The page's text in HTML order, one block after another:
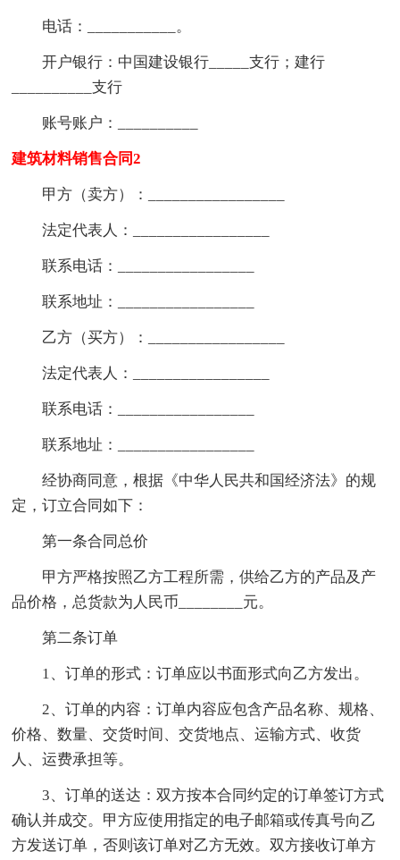
电话：___________。
开户银行：中国建设银行_____支行；建行
__________支行
账号账户：__________
建筑材料销售合同2
甲方（卖方）：_________________
法定代表人：_________________
联系电话：_________________
联系地址：_________________
乙方（买方）：_________________
法定代表人：_________________
联系电话：_________________
联系地址：_________________
经协商同意，根据《中华人民共和国经济法》的规
定，订立合同如下：
第一条合同总价
甲方严格按照乙方工程所需，供给乙方的产品及产
品价格，总货款为人民币________元。
第二条订单
1、订单的形式：订单应以书面形式向乙方发出。
2、订单的内容：订单内容应包含产品名称、规格、
价格、数量、交货时间、交货地点、运输方式、收货
人、运费承担等。
3、订单的送达：双方按本合同约定的订单签订方式
确认并成交。甲方应使用指定的电子邮箱或传真号向乙
方发送订单，否则该订单对乙方无效。双方接收订单方